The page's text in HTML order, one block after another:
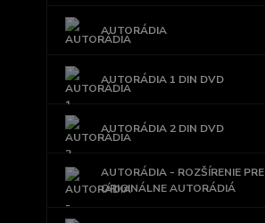
AUTORÁDIA
AUTORÁDIA 1 DIN DVD
AUTORÁDIA 2 DIN DVD
AUTORÁDIA - ROZŠÍRENIE PRE
ORIGINÁLNE AUTORÁDIÁ